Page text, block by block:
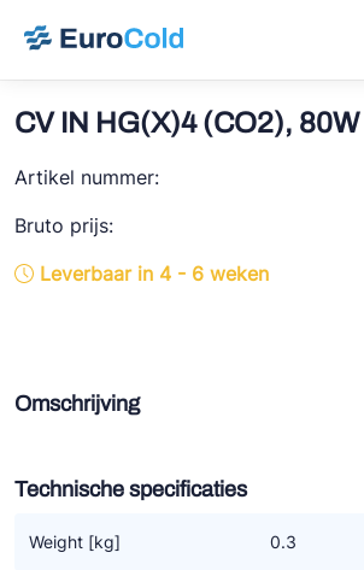
info@eurocold.nl
EN
Merken
Castel
Frigomec
AWA
REFFLEX®
Ziehl-Abegg
Koudemiddelen
Downloads
Over ons
Contact
Log in
CV IN HG(X)4 (CO2), 80W
Artikel nummer:
Bruto prijs:
Leverbaar in 4 - 6 weken
Omschrijving
Technische specificaties
Weight [kg] 0.3